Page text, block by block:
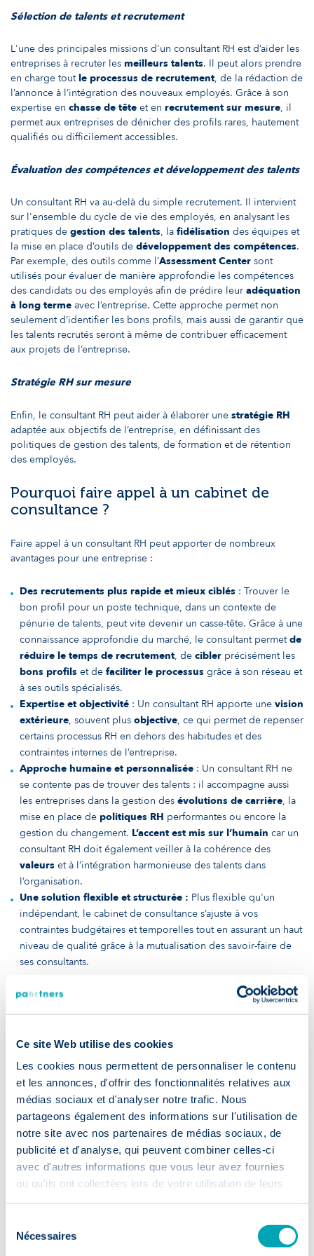
Ce site Web utilise des cookies
Les cookies nous permettent de personnaliser le contenu
et les annonces, d'offrir des fonctionnalités relatives aux
médias sociaux et d'analyser notre trafic. Nous
partageons également des informations sur l'utilisation de
notre site avec nos partenaires de médias sociaux, de
publicité et d'analyse, qui peuvent combiner celles-ci
avec d'autres informations que vous leur avez fournies
ou qu'ils ont collectées lors de votre utilisation de leurs
Nécessaires
Sélection de talents et recrutement
L'une des principales missions d'un consultant RH est d’aider les
entreprises à recruter les meilleurs talents. Il peut alors prendre
en charge tout le processus de recrutement, de la rédaction de
l’annonce à l’intégration des nouveaux employés. Grâce à son
expertise en chasse de tête et en recrutement sur mesure, il
permet aux entreprises de dénicher des profils rares, hautement
qualifiés ou difficilement accessibles.
Évaluation des compétences et développement des talents
Un consultant RH va au-delà du simple recrutement. Il intervient
sur l'ensemble du cycle de vie des employés, en analysant les
pratiques de gestion des talents, la fidélisation des équipes et
la mise en place d’outils de développement des compétences.
Par exemple, des outils comme l’Assessment Center sont
utilisés pour évaluer de manière approfondie les compétences
des candidats ou des employés afin de prédire leur adéquation
à long terme avec l’entreprise. Cette approche permet non
seulement d’identifier les bons profils, mais aussi de garantir que
les talents recrutés seront à même de contribuer efficacement
aux projets de l’entreprise.
Stratégie RH sur mesure
Enfin, le consultant RH peut aider à élaborer une stratégie RH
adaptée aux objectifs de l’entreprise, en définissant des
politiques de gestion des talents, de formation et de rétention
des employés.
Pourquoi faire appel à un cabinet de
consultance ?
Faire appel à un consultant RH peut apporter de nombreux
avantages pour une entreprise :
Des recrutements plus rapide et mieux ciblés : Trouver le
bon profil pour un poste technique, dans un contexte de
pénurie de talents, peut vite devenir un casse-tête. Grâce à une
connaissance approfondie du marché, le consultant permetde
réduire le temps de recrutement, de ciblerprécisément les
bons profils et de faciliter le processus grâce à son réseau et
à ses outils spécialisés.
Expertise et objectivité: Un consultant RH apporte une vision
extérieure, souvent plus objective, ce qui permet de repenser
certains processus RH en dehors des habitudes et des
contraintes internes de l’entreprise.
Approche humaine et personnalisée: Un consultant RH ne
se contente pas de trouver des talents : il accompagne aussi
les entreprises dans la gestion des évolutions de carrière, la
mise en place de politiques RH performantes ou encore la
gestion du changement. L’accent est mis sur l’humain car un
consultant RH doit également veiller à la cohérence des
valeurs et à l’intégration harmonieuse des talents dans
l’organisation.
Une solution flexible et structurée : Plus flexible qu'un
indépendant, le cabinet de consultance s’ajuste à vos
contraintes budgétaires et temporelles tout en assurant un haut
niveau de qualité grâce à la mutualisation des savoir-faire de
ses consultants.
Le consultant RH, un levier stratégique
Faire appel à un consultant RH, c’est faire le choix d’une gestion
plus
stratégiqueet plus efficace
des ressources
humaines. Pour les entreprises, c’est un levier de performance
durable. Pour les candidats, c’est un accompagnement
rassurantet porteur de sens. Et pour les cabinets comme
PaHRtners, c’est un métier depassion etd’engagement , au
service de l’épanouissement professionnel de chacun.
FAQ : Les 5 questions les plus
fréquentes sur le Leadership 2.0
1) Quelles sont les principales missions d’un consultant RH ?